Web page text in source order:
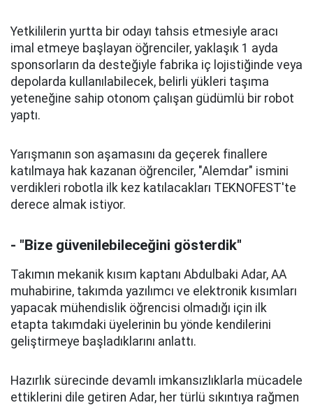
Yetkililerin yurtta bir odayı tahsis etmesiyle aracı
imal etmeye başlayan öğrenciler, yaklaşık 1 ayda
sponsorların da desteğiyle fabrika iç lojistiğinde veya
depolarda kullanılabilecek, belirli yükleri taşıma
yeteneğine sahip otonom çalışan güdümlü bir robot
yaptı.
Yarışmanın son aşamasını da geçerek finallere
katılmaya hak kazanan öğrenciler, "Alemdar" ismini
verdikleri robotla ilk kez katılacakları TEKNOFEST'te
derece almak istiyor.
- "Bize güvenilebileceğini gösterdik"
Takımın mekanik kısım kaptanı Abdulbaki Adar, AA
muhabirine, takımda yazılımcı ve elektronik kısımları
yapacak mühendislik öğrencisi olmadığı için ilk
etapta takımdaki üyelerinin bu yönde kendilerini
geliştirmeye başladıklarını anlattı.
Hazırlık sürecinde devamlı imkansızlıklarla mücadele
ettiklerini dile getiren Adar, her türlü sıkıntıya rağmen